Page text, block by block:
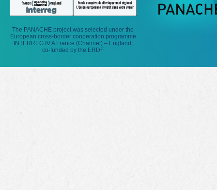
The PANACHE project was selected under the
European cross-border cooperation programme
INTERREG IV A France (Channel) – England,
co-funded by the ERDF